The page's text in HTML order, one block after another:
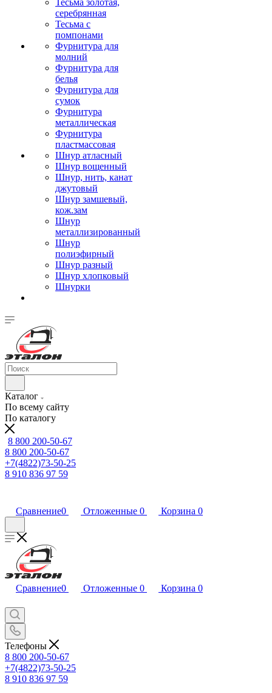
Тесьма золотая,
серебрянная
Тесьма с
помпонами
Фурнитура для
молний
Фурнитура для
белья
Фурнитура для
сумок
Фурнитура
металлическая
Фурнитура
пластмассовая
Шнур атласный
Шнур вощенный
Шнур, нить, канат
джутовый
Шнур замшевый,
кож.зам
Шнур
металлизированный
Шнур
полиэфирный
Шнур разный
Шнур хлопковый
Шнурки
Каталог
По всему сайту
По каталогу
8 800 200-50-67
8 800 200-50-67
+7(4822)73-50-25
8 910 836 97 59
Сравнение0 Отложенные 0 Корзина 0
Сравнение0 Отложенные 0 Корзина 0
Телефоны
8 800 200-50-67
+7(4822)73-50-25
8 910 836 97 59